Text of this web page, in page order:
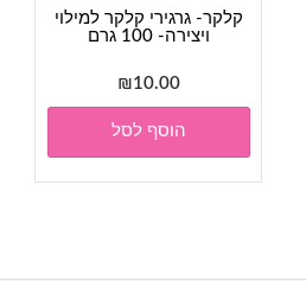
קלקר- גרגירי קלקר למילוי
ויצירה- 100 גרם
₪10.00
הוסף לסל